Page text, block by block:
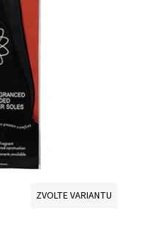
ZVOLTE VARIANTU